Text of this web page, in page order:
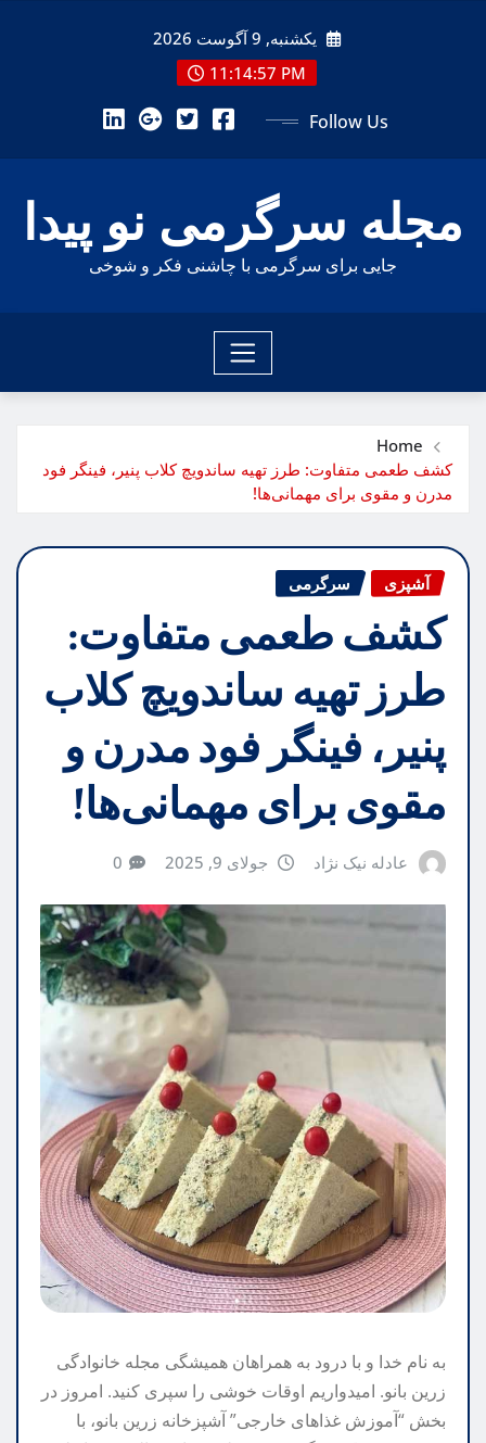
یکشنبه, 9 آگوست 2026
11:14:59 PM
Follow Us
مجله سرگرمی نو پیدا
جایی برای سرگرمی با چاشنی فکر و شوخی
Home
کشف طعمی متفاوت: طرز تهیه ساندویچ کلاب پنیر، فینگر فود
مدرن و مقوی برای مهمانی‌ها!
آشپزی سرگرمی
کشف طعمی متفاوت:
طرز تهیه ساندویچ کلاب
پنیر، فینگر فود مدرن و
مقوی برای مهمانی‌ها!
عادله نیک نژاد جولای 9, 2025 0
به نام خدا و با درود به همراهان همیشگی مجله خانوادگی
زرین بانو. امیدواریم اوقات خوشی را سپری کنید. امروز در
بخش “آموزش غذاهای خارجی” آشپزخانه زرین بانو، با